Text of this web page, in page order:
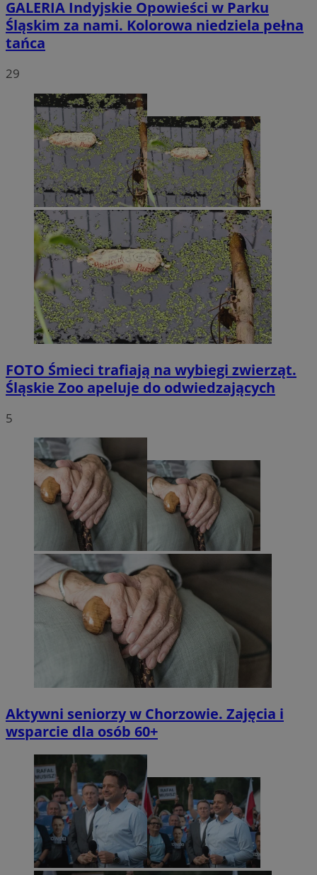
GALERIA Indyjskie Opowieści w Parku
Śląskim za nami. Kolorowa niedziela pełna
tańca
29
FOTO Śmieci trafiają na wybiegi zwierząt.
Śląskie Zoo apeluje do odwiedzających
5
Aktywni seniorzy w Chorzowie. Zajęcia i
wsparcie dla osób 60+